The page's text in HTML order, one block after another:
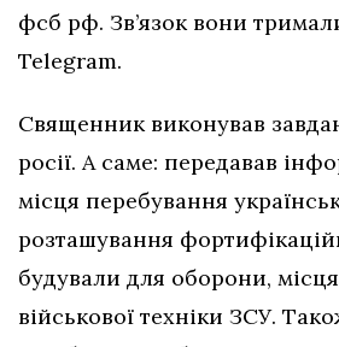
фсб рф. Зв’язок вони
Telegram.
Священник виконував
росії. А саме: передавав
місця перебування
розташування
будували для оборони,
військової техніки ЗСУ.